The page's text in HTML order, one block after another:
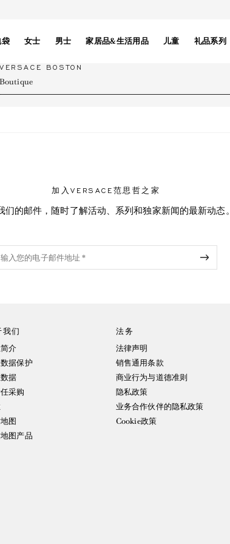
女士 男士 家居品&生活用品 儿童 礼品系列
VERSACE BOSTON
Boutique
加入VERSACE范思哲之家
们的邮件，随时了解活动、系列和独家新闻的最新动态。
我们
介
据保护
据
采购
图
图产品
法务
法律声明
销售通用条款
商业行为与道德准则
隐私政策
业务合作伙伴的隐私政策
Cookie政策